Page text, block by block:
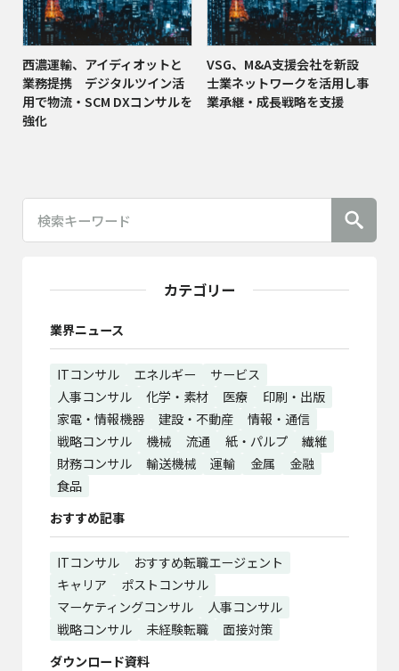
カテゴリー
業界ニュース
ITコンサル エネルギー
サービス
人事コンサル
化学・素材 医療
印刷・出版
家電・情報機器
建設・不動産
情報・通信
戦略コンサル
機械 流通 紙・パルプ
繊維
財務コンサル
輸送機械 運輸 金属
金融
食品
おすすめ記事
ITコンサル
おすすめ転職エージェント
キャリア
ポストコンサル
マーケティングコンサル
人事コンサル
戦略コンサル
未経験転職
面接対策
ダウンロード資料
西濃運輸、アイディオットと
業務提携 デジタルツイン活
用で物流・SCM DXコンサルを
強化
VSG、M&A支援会社を新設
士業ネットワークを活用し事
業承継・成長戦略を支援